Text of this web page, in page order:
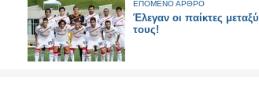
ΕΠΟΜΕΝΟ ΑΡΘΡΟ
Έλεγαν οι παίκτες μεταξύ
τους!